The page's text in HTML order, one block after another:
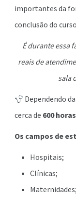
importantes da
conclusão do
É durante essa
reais de
sala
Dependendo
cerca de 600
Os campos de
Hospitais;
Clínicas;
Maternidades;